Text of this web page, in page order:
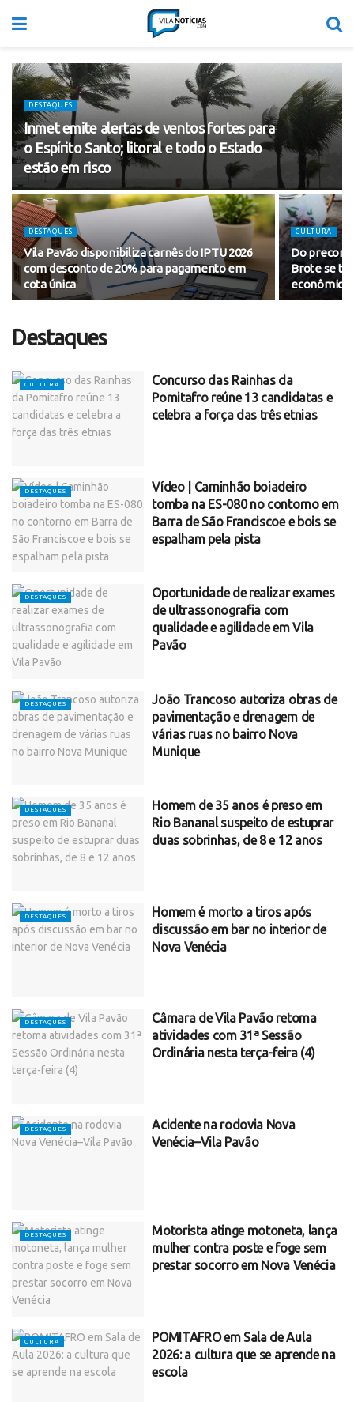
DESTAQUES
Inmet emite alertas de ventos fortes para
o Espírito Santo; litoral e todo o Estado
estão em risco
DESTAQUES
Vila Pavão disponibiliza carnês do IPTU 2026
com desconto de 20% para pagamento em
cota única
CULTURA
Do
Brote se
econômico
Destaques
CULTURA
Concurso das Rainhas da
Pomitafro reúne 13 candidatas e
celebra a força das três etnias
DESTAQUES
Vídeo | Caminhão boiadeiro
tomba na ES-080 no contorno em
Barra de São Franciscoe e bois se
espalham pela pista
DESTAQUES
Oportunidade de realizar exames
de ultrassonografia com
qualidade e agilidade em Vila
Pavão
DESTAQUES
João Trancoso autoriza obras de
pavimentação e drenagem de
várias ruas no bairro Nova
Munique
DESTAQUES
Homem de 35 anos é preso em
Rio Bananal suspeito de estuprar
duas sobrinhas, de 8 e 12 anos
DESTAQUES
Homem é morto a tiros após
discussão em bar no interior de
Nova Venécia
DESTAQUES
Câmara de Vila Pavão retoma
atividades com 31ª Sessão
Ordinária nesta terça-feira (4)
DESTAQUES
Acidente na rodovia Nova
Venécia–Vila Pavão
DESTAQUES
Motorista atinge motoneta, lança
mulher contra poste e foge sem
prestar socorro em Nova Venécia
CULTURA
POMITAFRO em Sala de Aula
2026: a cultura que se aprende na
escola